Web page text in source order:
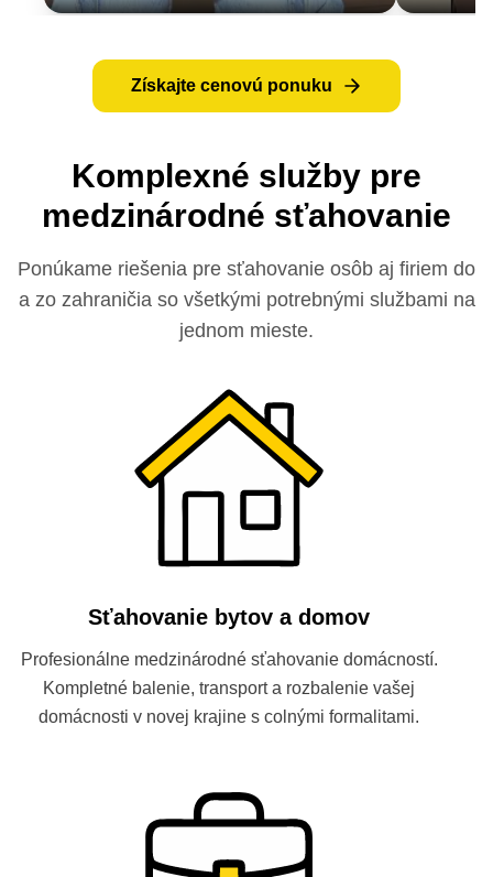
Získajte cenovú ponuku
Komplexné služby pre
medzinárodné sťahovanie
Ponúkame riešenia pre sťahovanie osôb aj firiem do
a zo zahraničia so všetkými potrebnými službami na
jednom mieste.
Sťahovanie bytov a domov
Profesionálne medzinárodné sťahovanie domácností.
Kompletné balenie, transport a rozbalenie vašej
domácnosti v novej krajine s colnými formalitami.